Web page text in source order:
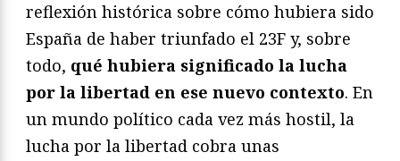
reflexión histórica sobre cómo hubiera sido
España de haber triunfado el 23F y, sobre
todo, qué hubiera significado la lucha
por la libertad en ese nuevo contexto. En
un mundo político cada vez más hostil, la
lucha por la libertad cobra unas